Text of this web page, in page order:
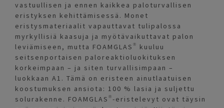
vastuullisen ja ennen kaikkea paloturvallisen
eristyksen kehittämisessä. Monet
eristysmateriaalit vapauttavat tulipalossa
myrkyllisiä kaasuja ja myötävaikuttavat palon
leviämiseen, mutta FOAMGLAS® kuuluu
seitsenportaisen paloreaktioluokituksen
korkeimpaan – ja siten turvallisimpaan –
luokkaan A1. Tämä on eristeen ainutlaatuisen
koostumuksen ansiota: 100 % lasia ja suljettu
solurakenne. FOAMGLAS®-eristelevyt ovat täysin